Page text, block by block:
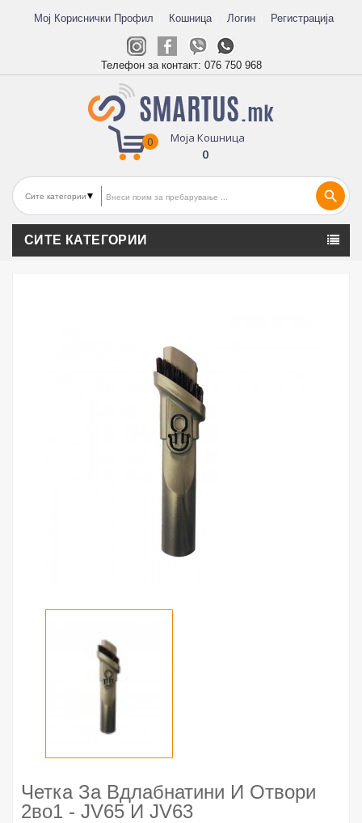
Мој Кориснички Профил Кошница Логин Регистрација
Телефон за контакт: 076 750 968
Моја Кошница
0
0
search
СИТЕ КАТЕГОРИИ
Четка За Вдлабнатини И Отвори
2во1 - JV65 И JV63